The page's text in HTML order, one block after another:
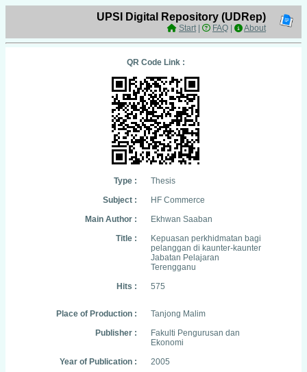
UPSI Digital Repository (UDRep)
Start| FAQ About
QR Code Link :
Type :
Thesis
Subject :
HF Commerce
Main Author :
Ekhwan Saaban
Title :
Kepuasan perkhidmatan bagi
pelanggan di kaunter-kaunter
Jabatan Pelajaran
Terengganu
Hits :
575
Place of Production :
Tanjong Malim
Publisher :
Fakulti Pengurusan dan
Ekonomi
Year of Publication :
2005